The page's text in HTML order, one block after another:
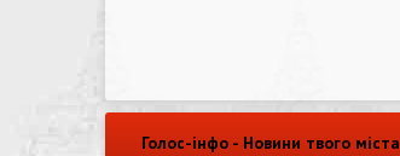
Голос-інфо - Новини твого міста